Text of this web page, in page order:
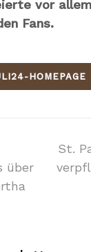
vor
Fans.
HOMEPAGE
über
St.